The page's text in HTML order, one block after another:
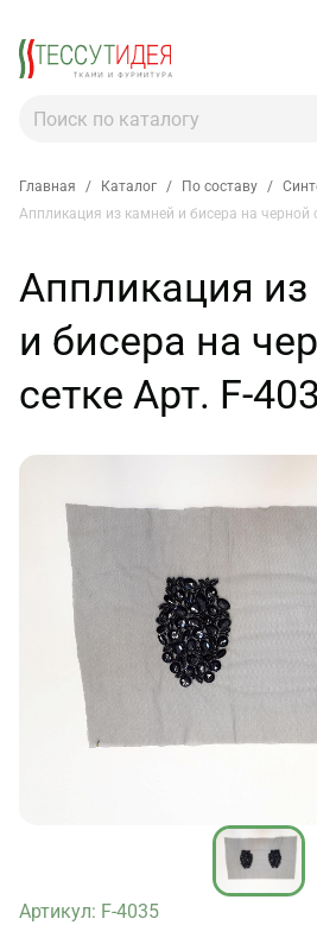
Главная / Каталог / По составу /
Аппликация из камней и бисера на черной
Аппликация
и бисера на
сетке Арт. F-
Артикул: F-4035